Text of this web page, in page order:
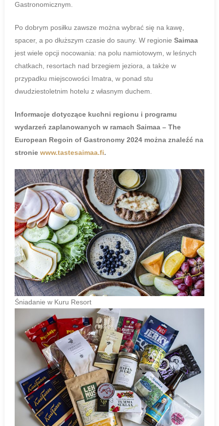
Gastronomicznym.
Po dobrym posiłku zawsze można wybrać się na kawę,
spacer, a po dłuższym czasie do sauny. W regionie Saimaa
jest wiele opcji nocowania: na polu namiotowym, w leśnych
chatkach, resortach nad brzegiem jeziora, a także w
przypadku miejscowości Imatra, w ponad stu
dwudziestoletnim hotelu z własnym duchem.
Informacje dotyczące kuchni regionu i programu
wydarzeń zaplanowanych w ramach Saimaa – The
European Regoin of Gastronomy 2024 można znaleźć na
stronie www.tastesaimaa.fi.
Śniadanie w Kuru Resort